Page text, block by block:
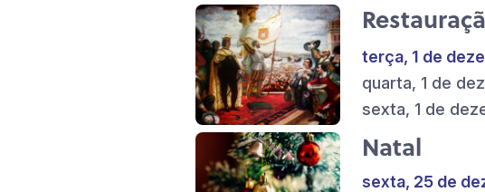
terça, 1 de
quarta, 1 de
sexta, 1 de
Natal
sexta, 25 de